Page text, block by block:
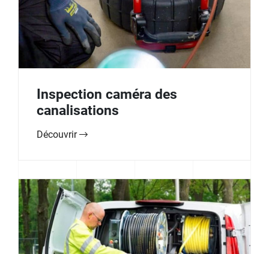
Inspection caméra des
canalisations
Découvrir